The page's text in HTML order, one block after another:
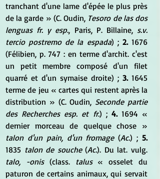
tranchant d'une lame d'épée le plus près
de la garde » (C. Oudin, Tesoro de las dos
lenguas fr. y esp., Paris, P. Billaine, s.v.
tercio postremo de la espada) ; 2. 1676
(Félibien, p. 747 : en terme d'archit. c'est
un petit membre composé d'un filet
quarré et d'un symaise droite) ; 3. 1645
terme de jeu « cartes qui restent après la
distribution » (C. Oudin, Seconde partie
des Recherches esp. et fr.) ; 4. 1694 «
talon d'un pain, d'un fromage (Ac.) ; 5.
1835 talon de souche (Ac.
talo, -onis (class. talus « osselet du
paturon de certains animaux, qui servait